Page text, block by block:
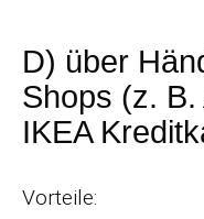
D) über
Shops (z.
IKEA
Vorteile: